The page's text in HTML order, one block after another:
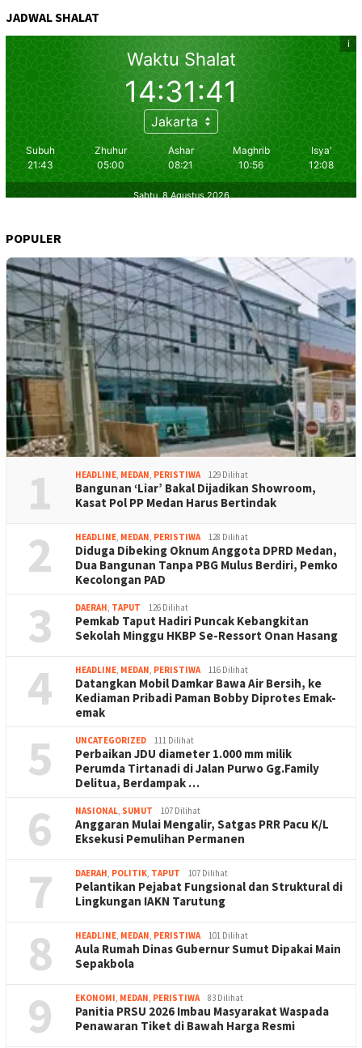
JADWAL SHALAT
POPULER
1 HEADLINE, MEDAN, PERISTIWA 129 Dilihat
Bangunan ‘Liar’ Bakal Dijadikan Showroom,
Kasat Pol PP Medan Harus Bertindak
2 HEADLINE, MEDAN, PERISTIWA 128 Dilihat
Diduga Dibeking Oknum Anggota DPRD Medan,
Dua Bangunan Tanpa PBG Mulus Berdiri, Pemko
Kecolongan PAD
3 DAERAH, TAPUT 126 Dilihat
Pemkab Taput Hadiri Puncak Kebangkitan
Sekolah Minggu HKBP Se-Ressort Onan Hasang
4 HEADLINE, MEDAN, PERISTIWA 116 Dilihat
Datangkan Mobil Damkar Bawa Air Bersih, ke
Kediaman Pribadi Paman Bobby Diprotes Emak-
emak
5 UNCATEGORIZED 111 Dilihat
Perbaikan JDU diameter 1.000 mm milik
Perumda Tirtanadi di Jalan Purwo Gg.Family
Delitua, Berdampak …
6 NASIONAL, SUMUT 107 Dilihat
Anggaran Mulai Mengalir, Satgas PRR Pacu K/L
Eksekusi Pemulihan Permanen
7 DAERAH, POLITIK, TAPUT 107 Dilihat
Pelantikan Pejabat Fungsional dan Struktural di
Lingkungan IAKN Tarutung
8 HEADLINE, MEDAN, PERISTIWA 101 Dilihat
Aula Rumah Dinas Gubernur Sumut Dipakai Main
Sepakbola
9 EKONOMI, MEDAN, PERISTIWA 83 Dilihat
Panitia PRSU 2026 Imbau Masyarakat Waspada
Penawaran Tiket di Bawah Harga Resmi